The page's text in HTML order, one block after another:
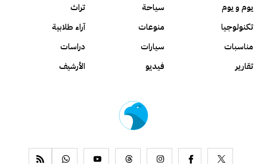
يوم و يوم
سياحة
تراث
تكنولوجيا
منوعات
آراء طلابية
مناسبات
سيارات
دراسات
تقارير
فيديو الأرشيف